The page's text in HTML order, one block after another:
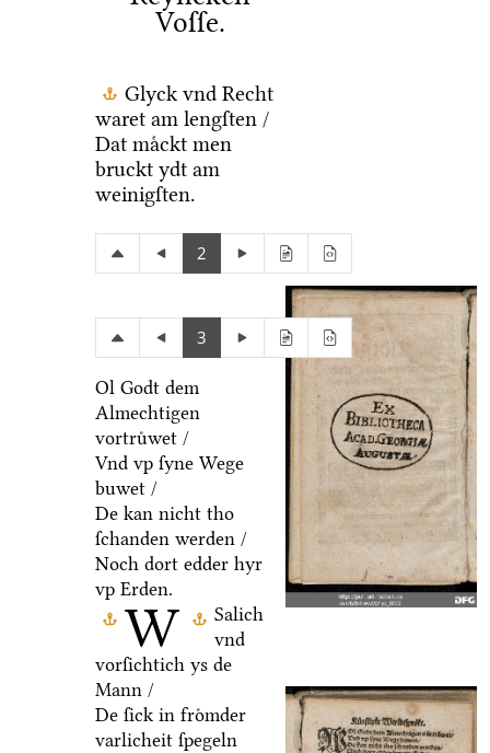
Voſſe.
Glyck vnd Recht
waret am lengſten /
Dat maͤckt men
bruckt ydt am
weinigſten.
2
3
W
Ol Godt dem
Almechtigen
vortruͤwet /
Vnd vp ſyne Wege
buwet /
De kan nicht tho
ſchanden werden /
Noch dort edder hyr
vp Erden.
Salich
vnd
vorſichtich ys de
Mann /
De ſick in froͤmder
varlicheit ſpegeln